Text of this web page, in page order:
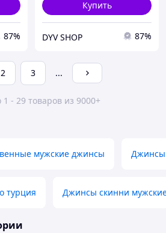
87%
Купить
DYV SHOP 87%
2 3 ...
1 - 29 товаров из 9000+
мужские джинсы Джинсы
турция Джинсы скинни